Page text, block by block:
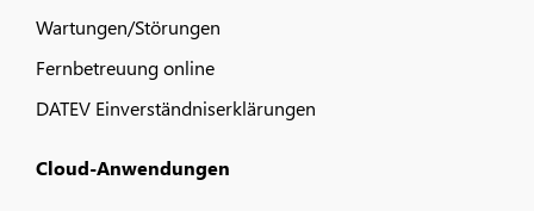
Wartungen/Störungen
Fernbetreuung online
DATEV Einverständniserklärungen
Cloud-Anwendungen